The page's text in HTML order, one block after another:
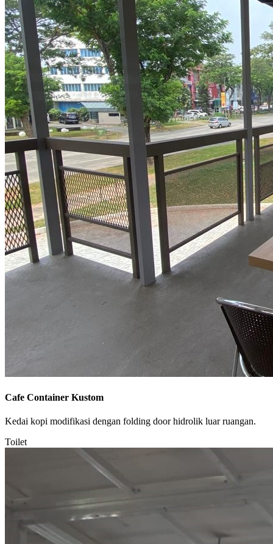
Cafe Container Kustom
Kedai kopi modifikasi dengan folding door hidrolik luar ruangan.
Toilet